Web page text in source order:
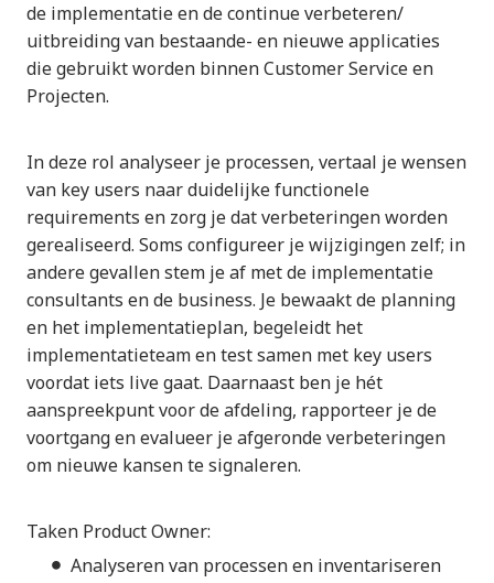
de implementatie en de continue verbeteren/
uitbreiding van bestaande- en nieuwe applicaties
die gebruikt worden binnen Customer Service en
Projecten.
In deze rol analyseer je processen, vertaal je wensen
van key users naar duidelijke functionele
requirements en zorg je dat verbeteringen worden
gerealiseerd. Soms configureer je wijzigingen zelf; in
andere gevallen stem je af met de implementatie
consultants en de business. Je bewaakt de planning
en het implementatieplan, begeleidt het
implementatieteam en test samen met key users
voordat iets live gaat. Daarnaast ben je hét
aanspreekpunt voor de afdeling, rapporteer je de
voortgang en evalueer je afgeronde verbeteringen
om nieuwe kansen te signaleren.
Taken Product Owner:
Analyseren van processen en inventariseren